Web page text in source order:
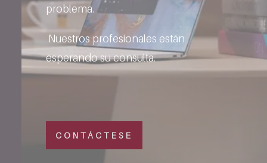
problema.
Nuestros profesionales están
esperando su consulta.
CONTÁCTESE